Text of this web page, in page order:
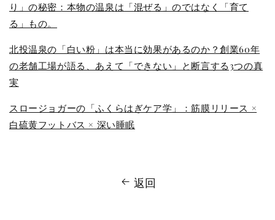
り」の秘密：本物の温泉は「混ぜる」のではなく「育て
る」もの。
北投温泉の「白い粉」は本当に効果があるのか？創業60年
の老舗工場が語る、あえて「できない」と断言する3つの真
実
スロージョガーの「ふくらはぎケア学」：筋膜リリース ×
白硫黄フットバス × 深い睡眠
返回